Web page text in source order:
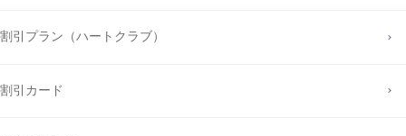
割引プラン（ハートクラブ）
割引カード